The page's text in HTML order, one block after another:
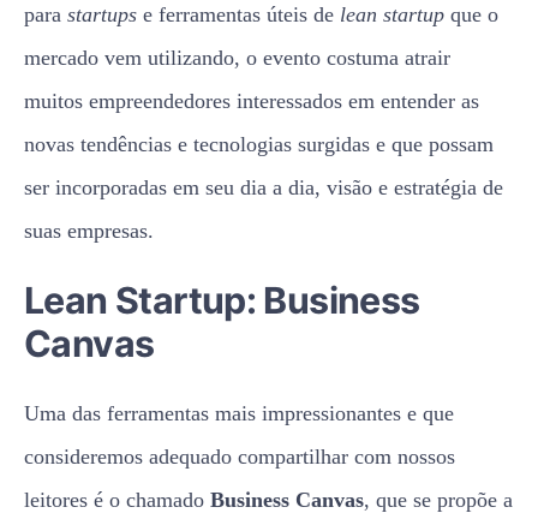
para startups e ferramentas úteis de lean startup que o
mercado vem utilizando, o evento costuma atrair
muitos empreendedores interessados em entender as
novas tendências e tecnologias surgidas e que possam
ser incorporadas em seu dia a dia, visão e estratégia de
suas empresas.
Lean Startup: Business
Canvas
Uma das ferramentas mais impressionantes e que
consideremos adequado compartilhar com nossos
leitores é o chamado Business Canvas, que se propõe a